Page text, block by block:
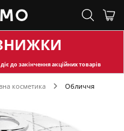
до закінчення акційних товарів
косметика Обличчя